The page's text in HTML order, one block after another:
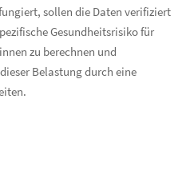
sollen die Daten verifiziert
Gesundheitsrisiko für
zu berechnen und
Belastung durch eine